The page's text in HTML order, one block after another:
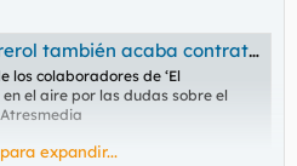
contrato tras el Mundial y reina la “incertidumbre”
los colaboradores de ‘El
en el aire por las dudas sobre el
expandir...